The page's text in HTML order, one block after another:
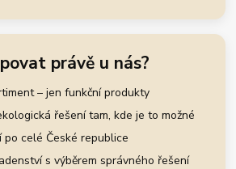
právě u nás?
– jen funkční produkty
řešení tam, kde je to možné
po celé České republice
s výběrem správného řešení